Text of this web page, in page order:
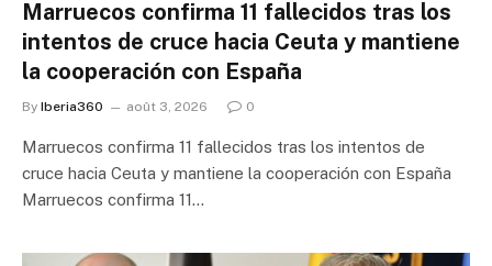
Marruecos confirma 11 fallecidos tras los
intentos de cruce hacia Ceuta y mantiene
la cooperación con España
By Iberia360 août 3, 2026 0
Marruecos confirma 11 fallecidos tras los intentos de
cruce hacia Ceuta y mantiene la cooperación con España
Marruecos confirma 11…